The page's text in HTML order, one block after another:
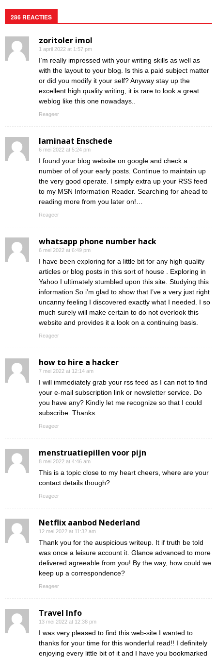
286 REACTIES
zoritoler imol
1 april 2022 at 1:57 pm
I’m really impressed with your writing skills as well as
with the layout to your blog. Is this a paid subject matter
or did you modify it your self? Anyway stay up the
excellent high quality writing, it is rare to look a great
weblog like this one nowadays..
Reageer
laminaat Enschede
6 mei 2022 at 5:24 pm
I found your blog website on google and check a
number of of your early posts. Continue to maintain up
the very good operate. I simply extra up your RSS feed
to my MSN Information Reader. Searching for ahead to
reading more from you later on!…
Reageer
whatsapp phone number hack
6 mei 2022 at 6:49 pm
I have been exploring for a little bit for any high quality
articles or blog posts in this sort of house . Exploring in
Yahoo I ultimately stumbled upon this site. Studying this
information So i’m glad to show that I’ve a very just right
uncanny feeling I discovered exactly what I needed. I so
much surely will make certain to do not overlook this
website and provides it a look on a continuing basis.
Reageer
how to hire a hacker
7 mei 2022 at 12:14 am
I will immediately grab your rss feed as I can not to find
your e-mail subscription link or newsletter service. Do
you have any? Kindly let me recognize so that I could
subscribe. Thanks.
Reageer
menstruatiepillen voor pijn
8 mei 2022 at 4:46 am
This is a topic close to my heart cheers, where are your
contact details though?
Reageer
Netflix aanbod Nederland
12 mei 2022 at 11:32 am
Thank you for the auspicious writeup. It if truth be told
was once a leisure account it. Glance advanced to more
delivered agreeable from you! By the way, how could we
keep up a correspondence?
Reageer
Travel Info
13 mei 2022 at 12:38 pm
I was very pleased to find this web-site.I wanted to
thanks for your time for this wonderful read!! I definitely
enjoying every little bit of it and I have you bookmarked